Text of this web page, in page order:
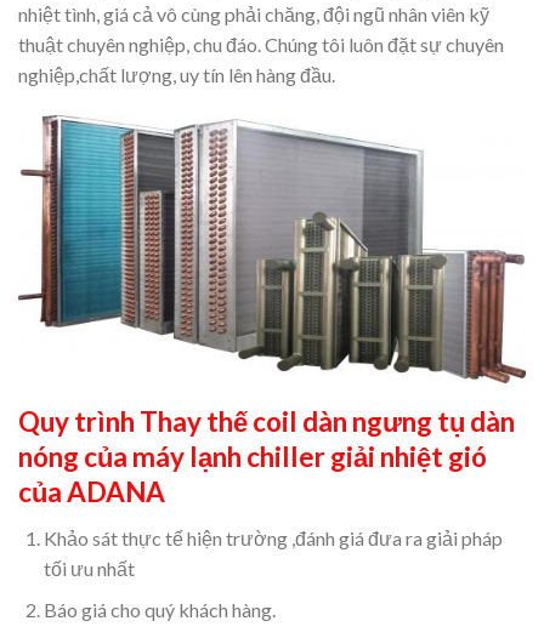
nhiệt tình, giá cả vô cùng phải chăng, đội ngũ nhân viên kỹ
thuật chuyên nghiệp, chu đáo. Chúng tôi luôn đặt sự chuyên
nghiệp,chất lượng, uy tín lên hàng đầu.
Quy trình Thay thế coil dàn ngưng tụ dàn
nóng của máy lạnh chiller giải nhiệt gió
của ADANA
Khảo sát thực tế hiện trường ,đánh giá đưa ra giải pháp
tối ưu nhất
Báo giá cho quý khách hàng.